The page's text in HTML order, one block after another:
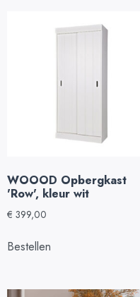
WOOOD Opbergkast
'Row', kleur wit
€ 399,00
Bestellen